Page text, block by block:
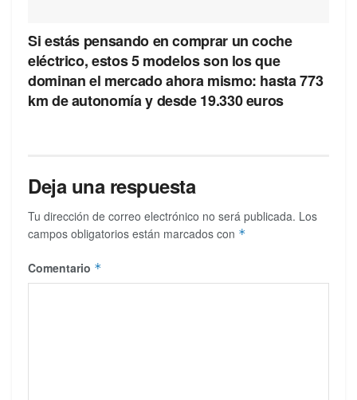
Si estás pensando en comprar un coche
eléctrico, estos 5 modelos son los que
dominan el mercado ahora mismo: hasta 773
km de autonomía y desde 19.330 euros
Deja una respuesta
Tu dirección de correo electrónico no será publicada. Los
campos obligatorios están marcados con *
Comentario *